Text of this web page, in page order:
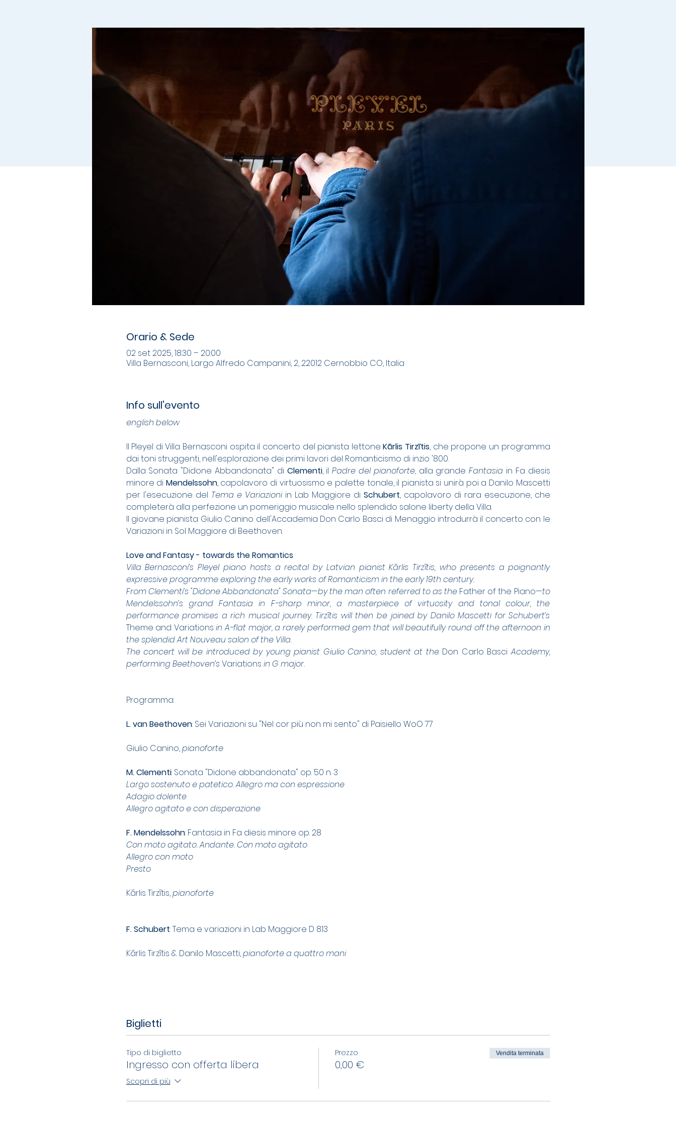
Orario & Sede
02 set 2025, 18:30 – 20:00
Villa Bernasconi, Largo Alfredo Campanini, 2, 22012 Cernobbio CO, Italia
Info sull'evento
english below
Il Pleyel di Villa Bernasconi ospita il concerto del pianista lettone Kārlis Tirzītis, che propone un programma
dai toni struggenti, nell'esplorazione dei primi lavori del Romanticismo di inzio '800.
Dalla Sonata "Didone Abbandonata" di Clementi, il Padre del pianoforte, alla grande Fantasia in Fa diesis
minore di Mendelssohn, capolavoro di virtuosismo e palette tonale, il pianista si unirà poi a Danilo Mascetti
per l'esecuzione del Tema e Variazioni in Lab Maggiore di Schubert, capolavoro di rara esecuzione, che
completerà alla perfezione un pomeriggio musicale nello splendido salone liberty della Villa.
Il giovane pianista Giulio Canino dell'Accademia Don Carlo Basci di Menaggio introdurrà il concerto con le
Variazioni in Sol Maggiore di Beethoven.
Love and Fantasy - towards the Romantics
Villa Bernasconi’s Pleyel piano hosts a recital by Latvian pianist Kārlis Tirzītis, who presents a poignantly
expressive programme exploring the early works of Romanticism in the early 19th century.
From Clementi’s "Didone Abbandonata" Sonata—by the man often referred to as the Father of the Piano—to
Mendelssohn’s grand Fantasia in F-sharp minor, a masterpiece of virtuosity and tonal colour, the
Theme and Variations in A-flat major, a rarely performed gem that will beautifully round off the afternoon in
the splendid Art Nouveau salon of the Villa.
The concert will be introduced by young pianist Giulio Canino, student at the Don Carlo Basci Academy,
performing Beethoven’s Variations in G major.
Programma:
L. van Beethoven: Sei Variazioni su "Nel cor più non mi sento" di Paisiello WoO 77
Giulio Canino, pianoforte
M. Clementi: Sonata "Didone abbandonata" op. 50 n. 3
Largo sostenuto e patetico. Allegro ma con espressione
Adagio dolente
Allegro agitato e con disperazione
F. Mendelssohn: Fantasia in Fa diesis minore op. 28
Con moto agitato. Andante. Con moto agitato
Allegro con moto
Presto
Kārlis Tirzītis, pianoforte
F. Schubert: Tema e variazioni in Lab Maggiore D 813
Kārlis Tirzītis & Danilo Mascetti, pianoforte a quattro mani
Biglietti
Tipo di biglietto
Ingresso con offerta libera
Scopri di più
Prezzo
0,00 €
Vendita terminata